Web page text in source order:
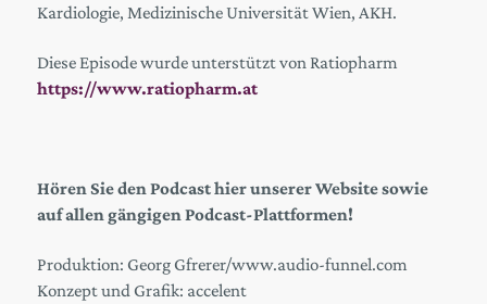
Kardiologie, Medizinische Universität Wien, AKH.
Diese Episode wurde unterstützt von Ratiopharm
https://www.ratiopharm.at
Hören Sie den Podcast hier unserer Websitesowie
auf allen gängigen Podcast-Plattformen!
Produktion: Georg Gfrerer/www.audio-funnel.com
Konzept und Grafik: accelent